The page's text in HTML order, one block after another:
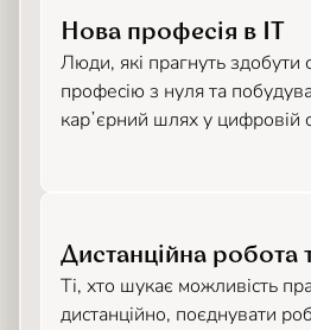
Нова професія в ІТ
Люди, які прагнуть здобути
професію з нуля та
карʼєрний шлях у цифровій
Дистанційна робота
Ті, хто шукає можливість
дистанційно, поєднувати